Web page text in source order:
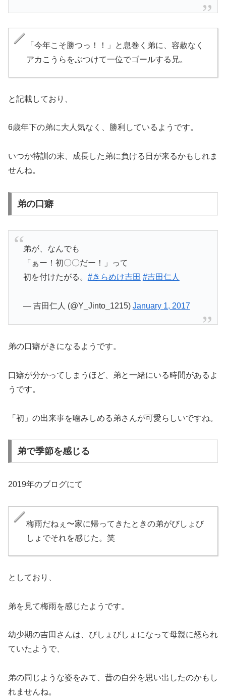
「今年こそ勝つっ！！」と息巻く弟に、容赦なく
アカこうらをぶつけて一位でゴールする兄。
と記載しており、
6歳年下の弟に大人気なく、勝利しているようです。
いつか特訓の末、成長した弟に負ける日が来るかもしれま
せんね。
弟の口癖
弟が、なんでも
「ぁー！初〇〇だー！」って
初を付けたがる。 #きらめけ吉田 #吉田仁人
— 吉田仁人 (@Y_Jinto_1215) January 1, 2017
弟の口癖がきになるようです。
口癖が分かってしまうほど、弟と一緒にいる時間があるよ
うです。
「初」の出来事を噛みしめる弟さんが可愛らしいですね。
弟で季節を感じる
2019年のブログにて
梅雨だねぇ〜家に帰ってきたときの弟がびしょび
しょでそれを感じた。笑
としており、
弟を見て梅雨を感じたようです。
幼少期の吉田さんは、びしょびしょになって母親に怒られ
ていたようで、
弟の同じような姿をみて、昔の自分を思い出したのかもし
れませんね。